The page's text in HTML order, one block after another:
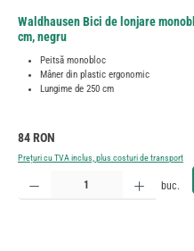
Waldhausen Bici de lonjare
cm, negru
Peitsă monobloc
Mâner din plastic ergonomic
Lungime de 250 cm
Preț obișnuit:
84 RON
Prețuri cu TVA inclus, plus costuri de transport
Cantitate produs: Introduceți cantitatea
buc.